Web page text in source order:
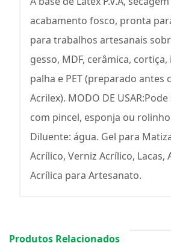
acabamento fosco, pronta
para trabalhos artesanais
gesso, MDF, cerâmica, cortiça,
palha e PET (preparado antes
Acrilex). MODO DE
com pincel, esponja ou
Diluente: água. Gel para
Acrílico, Verniz Acrílico, Lacas,
Acrílica para Artesanato.
Produtos Relacionados